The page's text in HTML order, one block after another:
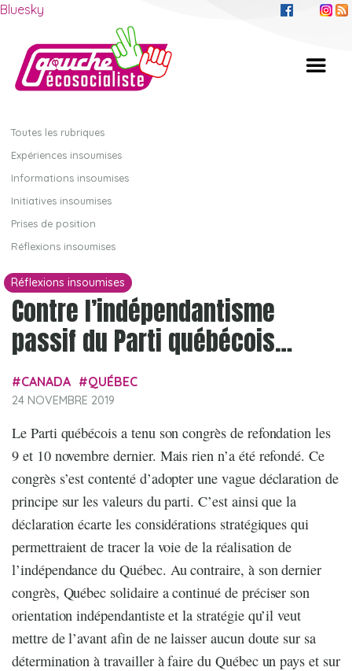
Bluesky
Toutes les rubriques
Expériences insoumises
Informations insoumises
Initiatives insoumises
Prises de position
Réflexions insoumises
Réflexions insoumises
Contre l’indépendantisme
passif du Parti québécois…
CANADA QUÉBEC
24 NOVEMBRE 2019
Le Parti québécois a tenu son congrès de refondation les
9 et 10 novembre dernier. Mais rien n’a été refondé. Ce
congrès s’est contenté d’adopter une vague déclaration de
principe sur les valeurs du parti. C’est ainsi que la
déclaration écarte les considérations stratégiques qui
permettraient de tracer la voie de la réalisation de
l’indépendance du Québec. Au contraire, à son dernier
congrès, Québec solidaire a continué de préciser son
orientation indépendantiste et la stratégie qu’il veut
mettre de l’avant afin de ne laisser aucun doute sur sa
détermination à travailler à faire du Québec un pays et sur